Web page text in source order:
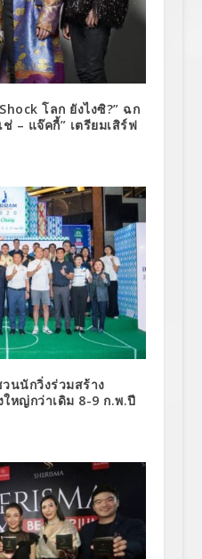
โลก ยังไงซิ?” ฉก
ช่ – แจ๊คกี้” เตรียมเสิร์ฟ
นนักวิ่งร่วมสร้าง
หญ่กว่าเดิม 8-9 ก.พ.ปี